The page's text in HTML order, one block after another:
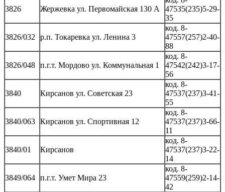
3826 Жержевка ул. Первомайская 130 А
47535(235)5-29-
35
3826/032 р.п. Токаревка ул. Ленина 3
код. 8-
47557(257)2-40-
88
3826/048 п.г.т. Мордово ул. Коммунальная 1
код. 8-
47542(242)3-17-
56
3840 Кирсанов ул. Советская 23
код. 8-
47537(237)3-41-
55
3840/063 Кирсанов ул. Спортивная 12
код. 8-
47537(237)3-66-
11
3840/01 Кирсанов
код. 8-
47537(237)3-22-
14
3849/064 п.г.т. Умет Мира 23
код. 8-
47559(259)2-14-
42